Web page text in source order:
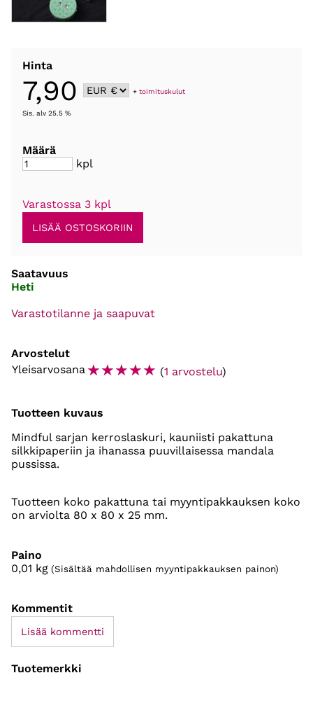
Hinta
7,90 +toimituskulut
Sis. alv 25.5 %
Määrä
kpl
Varastossa 3 kpl
Saatavuus
Heti
Varastotilanne ja saapuvat
Arvostelut
Yleisarvosana☆☆☆☆☆ (1 arvostelu)
Tuotteen kuvaus
Mindful sarjan kerroslaskuri, kauniisti pakattuna
silkkipaperiin ja ihanassa puuvillaisessa mandala
pussissa.
Tuotteen koko pakattuna tai myyntipakkauksen koko
on arviolta 80 x 80 x 25 mm.
Paino
0,01 kg (Sisältää mahdollisen myyntipakkauksen painon)
Kommentit
Lisää kommentti
Tuotemerkki